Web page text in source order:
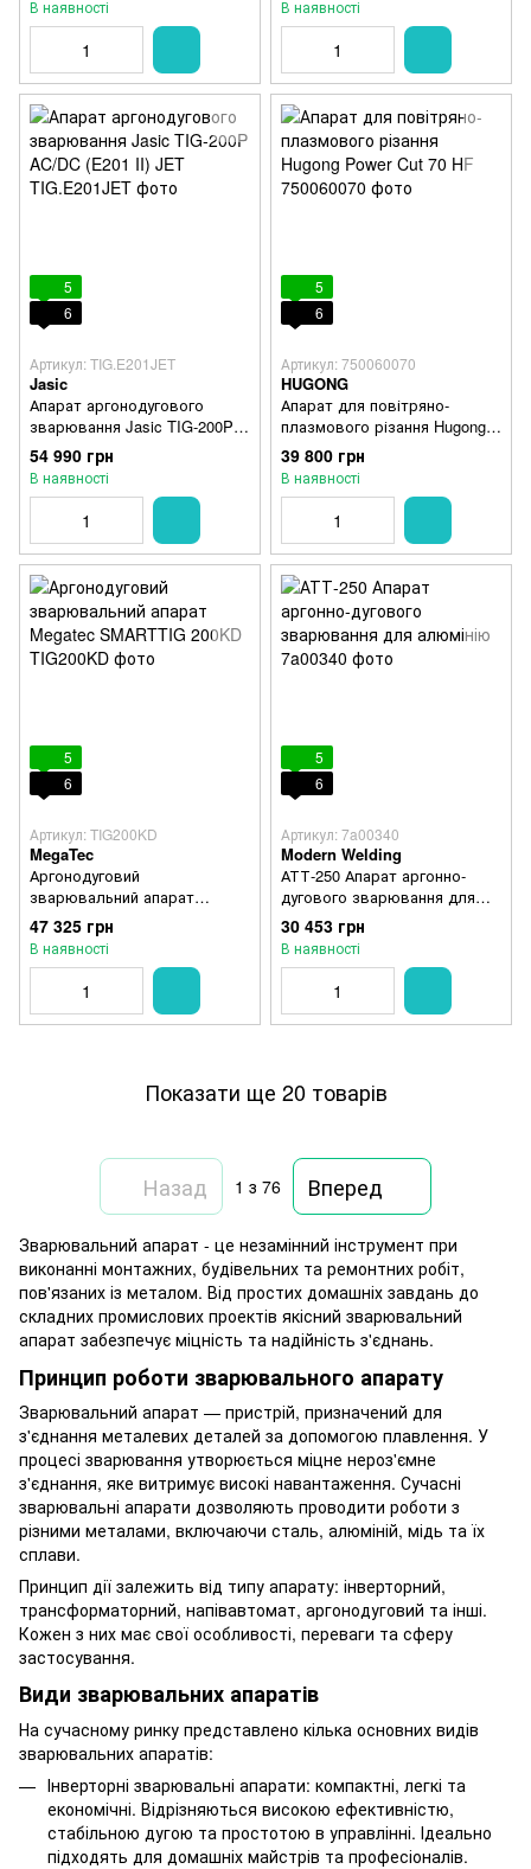
В наявності В наявності
5
6
Артикул: TIG.E201JET
Jasic
Апарат аргонодугового
зварювання Jasic TIG-200P
AC/DC (E201 II) JET
54 990 грн
В наявності
5
6
Артикул: 750060070
HUGONG
Апарат для повітряно-
плазмового різання Hugong
Power Cut 70 HF
39 800 грн
В наявності
5
6
Артикул: TIG200KD
MegaTec
Аргонодуговий
зварювальний апарат
Megatec SMARTTIG 200KD
47 325 грн
В наявності
5
6
Артикул: 7a00340
Modern Welding
АТТ-250 Апарат аргонно-
дугового зварювання для
алюмінію
30 453 грн
В наявності
Показати ще 20 товарів
Назад 1 з 76 Вперед
Зварювальний апарат - це незамінний інструмент при
виконанні монтажних, будівельних та ремонтних робіт,
пов'язаних із металом. Від простих домашніх завдань до
складних промислових проектів якісний зварювальний
апарат забезпечує міцність та надійність з'єднань.
Принцип роботи зварювального апарату
Зварювальний апарат — пристрій, призначений для
з'єднання металевих деталей за допомогою плавлення. У
процесі зварювання утворюється міцне нероз'ємне
з'єднання, яке витримує високі навантаження. Сучасні
зварювальні апарати дозволяють проводити роботи з
різними металами, включаючи сталь, алюміній, мідь та їх
сплави.
Принцип дії залежить від типу апарату: інверторний,
трансформаторний, напівавтомат, аргонодуговий та інші.
Кожен з них має свої особливості, переваги та сферу
застосування.
Види зварювальних апаратів
На сучасному ринку представлено кілька основних видів
зварювальних апаратів:
Інверторні зварювальні апарати: компактні, легкі та
економічні. Відрізняються високою ефективністю,
стабільною дугою та простотою в управлінні. Ідеально
підходять для домашніх майстрів та професіоналів.